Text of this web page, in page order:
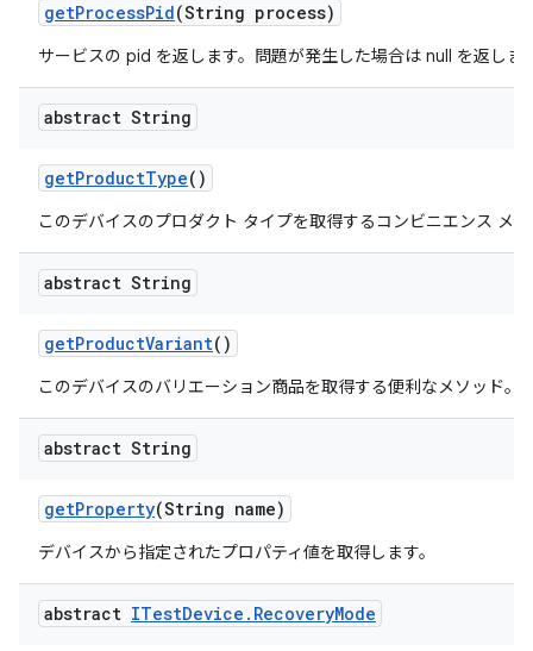
getProcessPid(String process)
サービスの pid を返します。問題が発生した場合は null を返しま
abstract String
getProductType()
このデバイスのプロダクト タイプを取得するコンビニエンス メ
abstract String
getProductVariant()
このデバイスのバリエーション商品を取得する便利なメソッド。
abstract String
getProperty(String name)
デバイスから指定されたプロパティ値を取得します。
abstract ITestDevice . RecoveryMode